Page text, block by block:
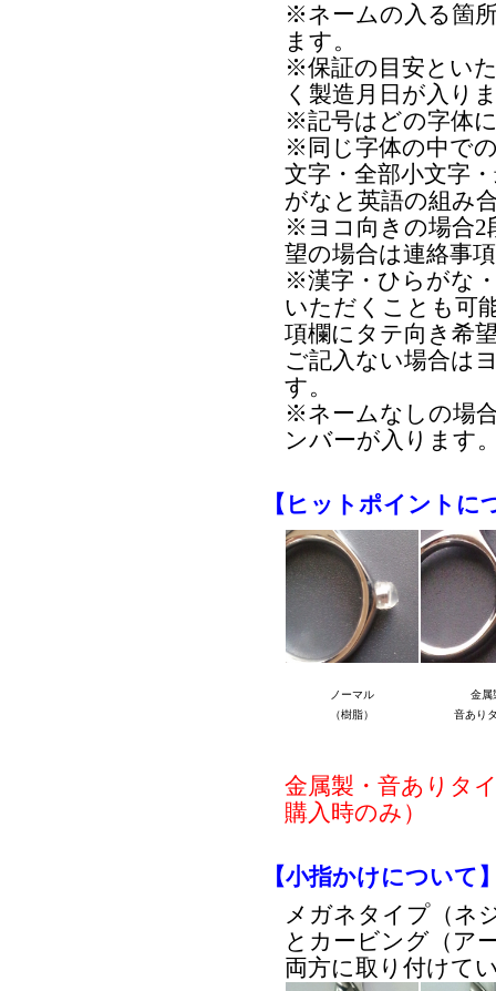
※ネームの入る箇
ます。
※保証の目安とい
く製造月日が入り
※記号はどの字体
※同じ字体の中で
文字・全部小文字
がなと英語の組み
※ヨコ向きの場合2
望の場合は連絡事
※漢字・ひらがな
いただくことも可
項欄にタテ向き希
ご記入ない場合は
す。
※ネームなしの場
ンバーが入ります
【ヒットポイントに
ノーマル
（樹脂）
金属
音あり
金属製・音ありタ
購入時のみ）
【小指かけについて
メガネタイプ（ネ
とカービング（ア
両方に取り付けて